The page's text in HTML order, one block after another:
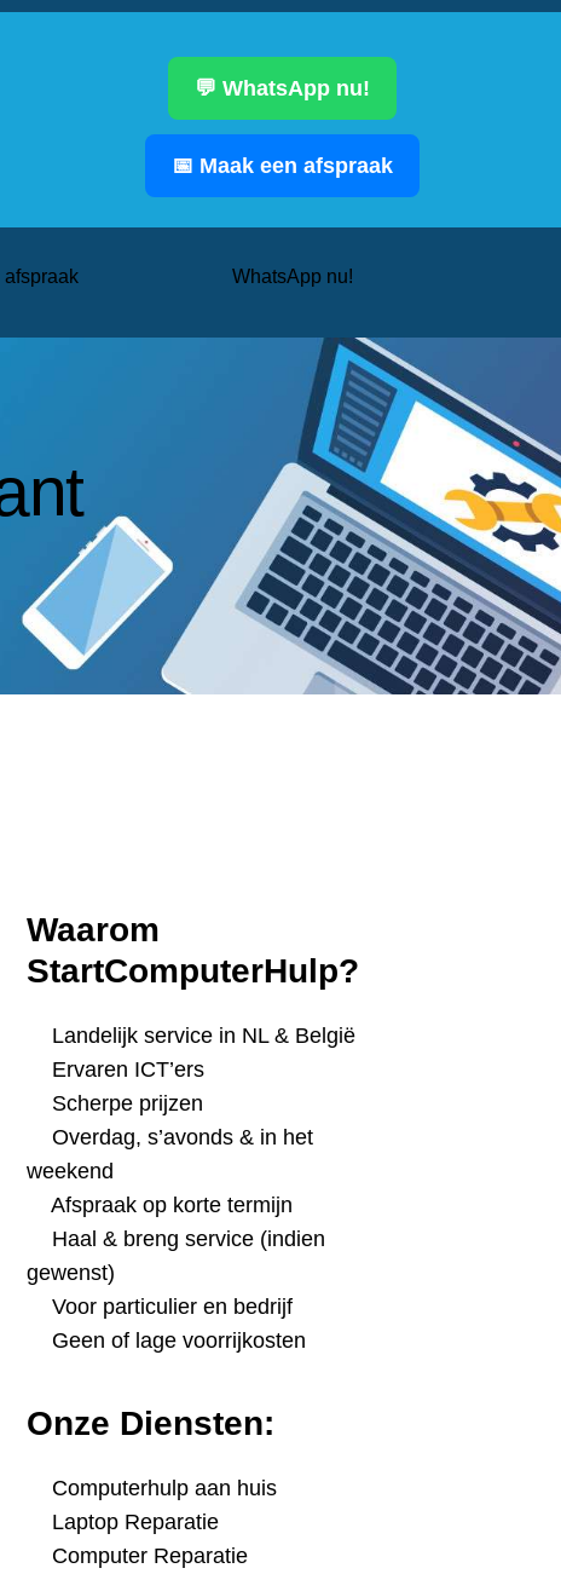
💬 WhatsApp nu!
📅 Maak een afspraak
afspraak WhatsApp nu!
Waarom
StartComputerHulp?
Landelijk service in NL & België
Ervaren ICT’ers
Scherpe prijzen
Overdag, s’avonds & in het
weekend
Afspraak op korte termijn
Haal & breng service (indien
gewenst)
Voor particulier en bedrijf
Geen of lage voorrijkosten
Onze Diensten:
Computerhulp aan huis
Laptop Reparatie
Computer Reparatie